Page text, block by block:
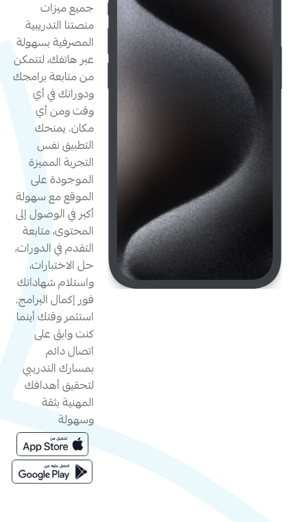
جميع ميزات
منصتنا التدريبية
المصرفية بسهولة
عبر هاتفك، لتتمكن
من متابعة برامجك
ودوراتك في أي
وقت ومن أي
مكان. يمنحك
التطبيق نفس
التجربة المميزة
الموجودة على
الموقع مع سهولة
أكبر في الوصول إلى
المحتوى، متابعة
التقدم في الدورات،
حل الاختبارات،
واستلام شهاداتك
فور إكمال البرامج.
استثمر وقتك أينما
كنت وابقَ على
اتصال دائم
بمسارك التدريبي
لتحقيق أهدافك
المهنية بثقة
وسهولة